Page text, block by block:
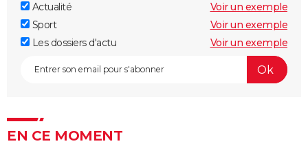
Actualité
Voir un exemple
Sport
Voir un exemple
Les dossiers d'actu
Voir un exemple
EN CE MOMENT